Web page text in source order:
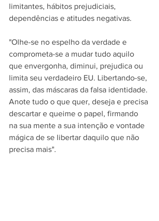
limitantes, hábitos prejudiciais,
dependências e atitudes negativas.
"Olhe-se no espelho da verdade e
comprometa-se a mudar tudo aquilo
que envergonha, diminui, prejudica ou
limita seu verdadeiro EU. Libertando-se,
assim, das máscaras da falsa identidade.
Anote tudo o que quer, deseja e precisa
descartar e queime o papel, firmando
na sua mente a sua intenção e vontade
mágica de se libertar daquilo que não
precisa mais".